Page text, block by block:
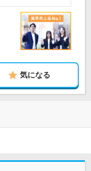
気になる